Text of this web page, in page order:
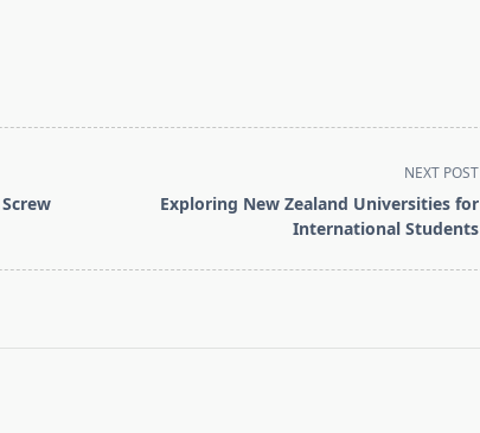
NEXT POST
Exploring New Zealand Universities for
International Students